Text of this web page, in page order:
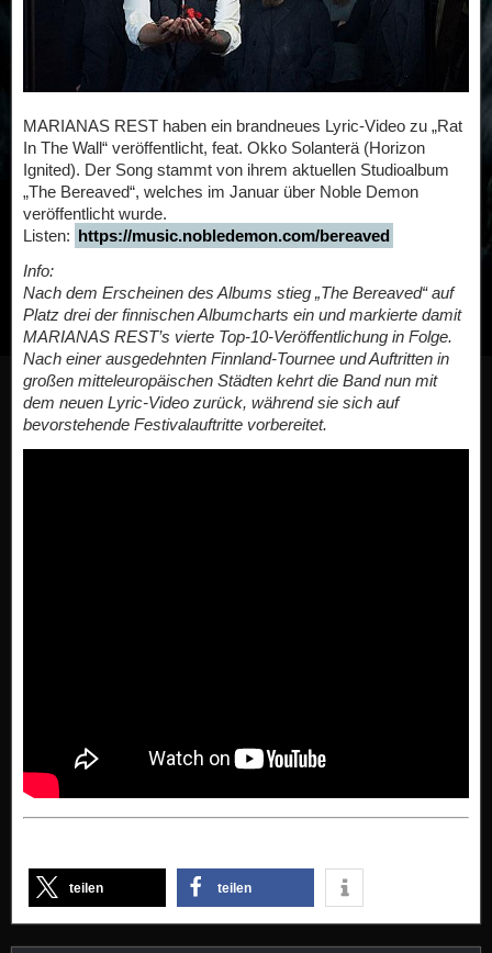
MARIANAS REST haben ein brandneues Lyric-Video zu „Rat
In The Wall“ veröffentlicht, feat. Okko Solanterä (Horizon
Ignited). Der Song stammt von ihrem aktuellen Studioalbum
„The Bereaved“, welches im Januar über Noble Demon
veröffentlicht wurde.
Listen: https://music.nobledemon.com/bereaved
Info:
Nach dem Erscheinen des Albums stieg „The Bereaved“ auf
Platz drei der finnischen Albumcharts ein und markierte damit
MARIANAS REST’s vierte Top-10-Veröffentlichung in Folge.
Nach einer ausgedehnten Finnland-Tournee und Auftritten in
großen mitteleuropäischen Städten kehrt die Band nun mit
dem neuen Lyric-Video zurück, während sie sich auf
bevorstehende Festivalauftritte vorbereitet.
teilen teilen